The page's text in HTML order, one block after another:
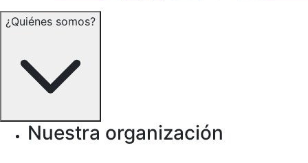
¿Quiénes somos?
Nuestra organización